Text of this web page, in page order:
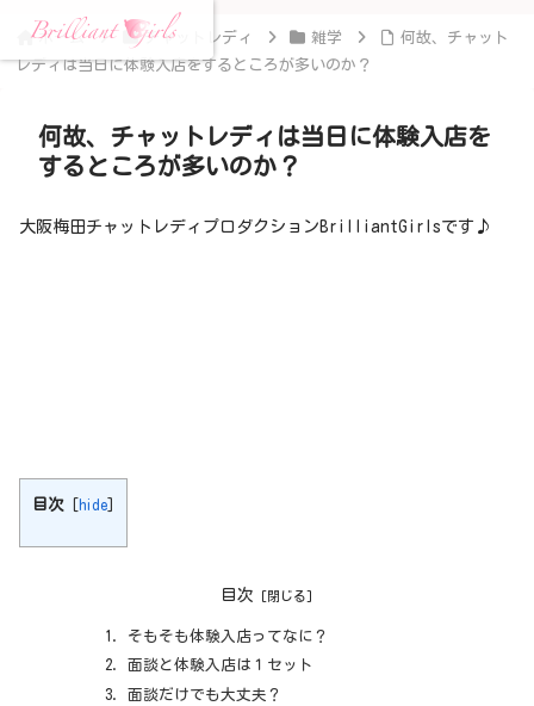
ホーム チャットレディ 雑学
何故、チャット
レディは当日に体験入店をするところが多いのか？
何故、チャットレディは当日に体験入店を
するところが多いのか？
大阪梅田チャットレディプロダクションBrilliantGirlsです♪
目次 [hide]
目次
そもそも体験入店ってなに？
面談と体験入店は１セット
面談だけでも大丈夫？